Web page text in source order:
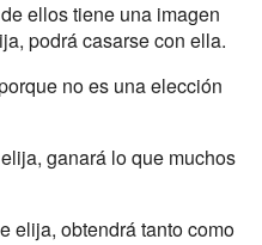
ellos tiene una imagen
podrá casarse con ella.
no es una elección
ganará lo que muchos
elija, obtendrá tanto como